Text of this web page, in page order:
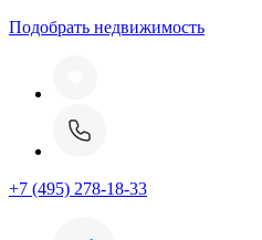
Подобрать недвижимость
+7 (495) 278-18-33